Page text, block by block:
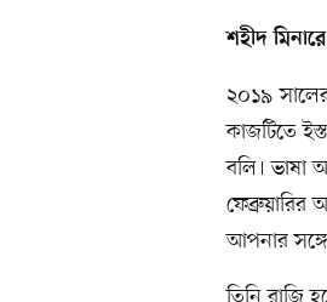
শহীদ
২০১৯
কাজটিতে
বলি। ভাষা
আপনার সঙ্গে